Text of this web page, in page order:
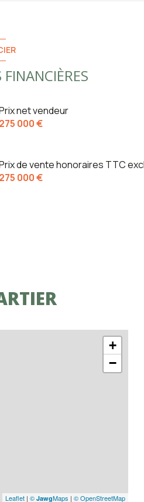
net vendeur
275 000 €
de vente honoraires TTC
275 000 €
+
−
Leaflet | © JawgMaps | © OpenStreetMap